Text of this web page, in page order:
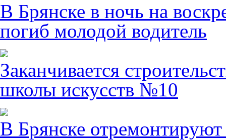
В Брянске в ночь на
погиб молодой водитель
Заканчивается
школы искусств №10
В Брянске